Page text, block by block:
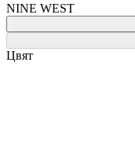
NINE WEST
Цвят